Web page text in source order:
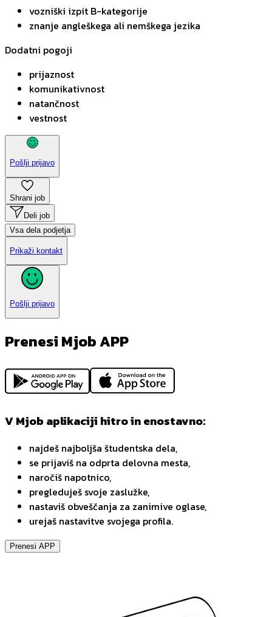
vozniški izpit B-kategorije
znanje angleškega ali nemškega jezika
Dodatni pogoji
prijaznost
komunikativnost
natančnost
vestnost
Pošlji prijavo
Shrani job
Deli job
Vsa dela podjetja
Prikaži kontakt
Pošlji prijavo
Prenesi Mjob APP
V Mjob aplikaciji hitro in enostavno:
najdeš najboljša študentska dela,
se prijaviš na odprta delovna mesta,
naročiš napotnico,
pregleduješ svoje zaslužke,
nastaviš obveščanja za zanimive oglase,
urejaš nastavitve svojega profila.
Prenesi APP